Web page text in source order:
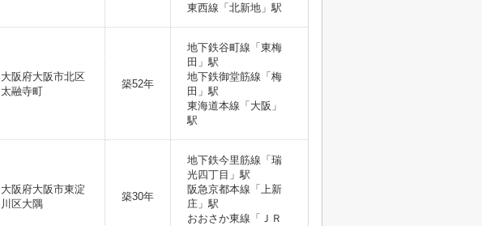
東西線「北新地」駅
大阪府大阪市北区
太融寺町
築52年
地下鉄谷町線「東梅
田」駅
地下鉄御堂筋線「梅
田」駅
東海道本線「大阪」
駅
大阪府大阪市東淀
川区大隅
築30年
地下鉄今里筋線「瑞
光四丁目」駅
阪急京都本線「上新
庄」駅
おおさか東線「ＪＲ